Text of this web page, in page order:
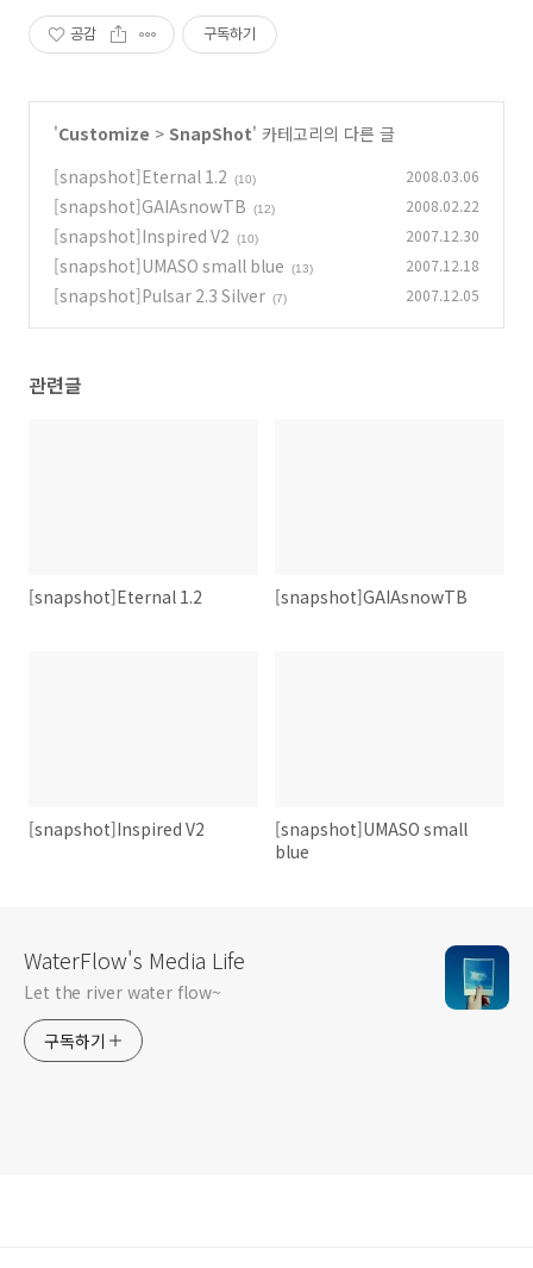
공감 구독하기
'Customize > SnapShot' 카테고리의 다른 글
[snapshot]Eternal 1.2
(10) 2008.03.06
[snapshot]GAIAsnowTB (12) 2008.02.22
[snapshot]Inspired V2 (10) 2007.12.30
[snapshot]UMASO small blue (13) 2007.12.18
[snapshot]Pulsar 2.3 Silver (7) 2007.12.05
관련글
[snapshot]Eternal 1.2 [snapshot]GAIAsnowTB
[snapshot]Inspired V2
[snapshot]UMASO small
blue
WaterFlow's Media Life
Let the river water flow~
구독하기